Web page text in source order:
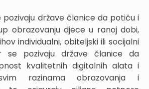
pozivaju države članice da potiču i
obrazovanju djece u ranoj dobi,
individualni, obiteljski ili socijalni
se pozivaju države članice da
kvalitetnih digitalnih alata i
razinama obrazovanja i